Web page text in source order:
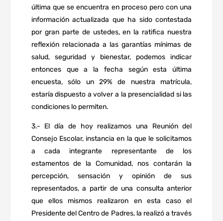
última que se encuentra en proceso pero con una
información actualizada que ha sido contestada
por gran parte de ustedes, en la ratifica nuestra
reflexión relacionada a las garantías mínimas de
salud, seguridad y bienestar, podemos indicar
entonces que a la fecha según esta última
encuesta, sólo un 29% de nuestra matrícula,
estaría dispuesto a volver a la presencialidad si las
condiciones lo permiten.
3.- El día de hoy realizamos una Reunión del
Consejo Escolar, instancia en la que le solicitamos
a cada integrante representante de los
estamentos de la Comunidad, nos contarán la
percepción, sensación y opinión de sus
representados, a partir de una consulta anterior
que ellos mismos realizaron en esta caso el
Presidente del Centro de Padres, la realizó a través